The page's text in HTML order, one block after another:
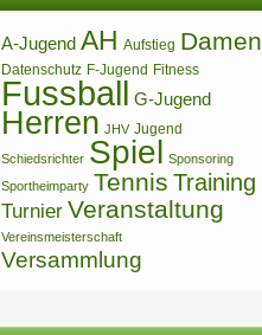
A-Jugend AH Aufstieg Damen
Datenschutz F-Jugend Fitness
Fussball G-Jugend
Herren JHV Jugend
Schiedsrichter Spiel Sponsoring
Sportheimparty Tennis Training
Turnier Veranstaltung
Vereinsmeisterschaft
Versammlung